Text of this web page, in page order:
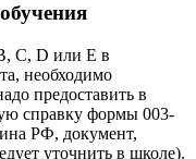
C, D или E в
необходимо
предоставить в
справку формы 003-
РФ, документ,
уточнить в школе).